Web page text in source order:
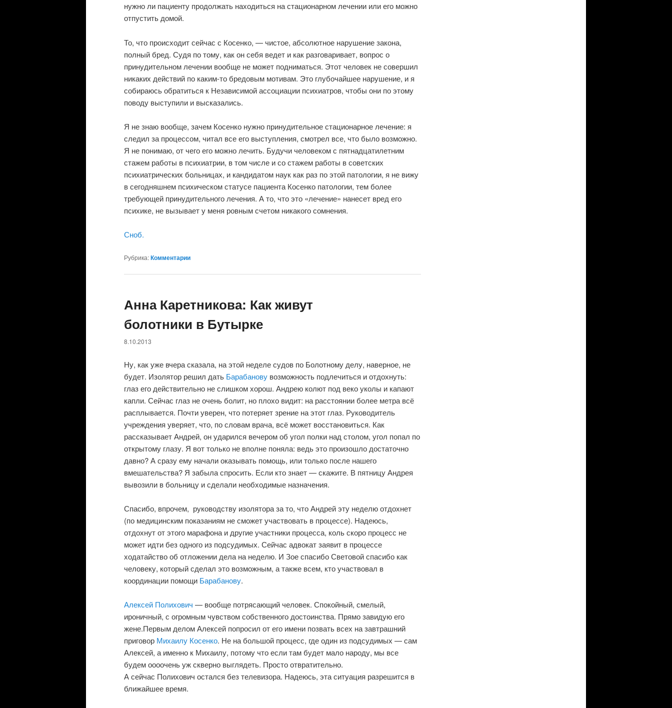
нужно ли пациенту продолжать находиться на стационарном лечении или его можно
отпустить домой.
То, что происходит сейчас с Косенко, — чистое, абсолютное нарушение закона,
полный бред. Судя по тому, как он себя ведет и как разговаривает, вопрос о
принудительном лечении вообще не может подниматься. Этот человек не совершил
никаких действий по каким-то бредовым мотивам. Это глубочайшее нарушение, и я
собираюсь обратиться к Независимой ассоциации психиатров, чтобы они по этому
поводу выступили и высказались.
Я не знаю вообще, зачем Косенко нужно принудительное стационарное лечение: я
следил за процессом, читал все его выступления, смотрел все, что было возможно.
Я не понимаю, от чего его можно лечить. Будучи человеком с пятнадцатилетним
стажем работы в психиатрии, в том числе и со стажем работы в советских
психиатрических больницах, и кандидатом наук как раз по этой патологии, я не вижу
в сегодняшнем психическом статусе пациента Косенко патологии, тем более
требующей принудительного лечения. А то, что это «лечение» нанесет вред его
психике, не вызывает у меня ровным счетом никакого сомнения.
Сноб.
Рубрика:Комментарии
Анна Каретникова: Как живут
болотники в Бутырке
8.10.2013
Ну, как уже вчера сказала, на этой неделе судов по Болотному делу, наверное, не
будет. Изолятор решил дать Барабанову возможность подлечиться и отдохнуть:
глаз его действительно не слишком хорош. Андрею колют под веко уколы и капают
капли. Сейчас глаз не очень болит, но плохо видит: на расстоянии более метра всё
расплывается. Почти уверен, что потеряет зрение на этот глаз. Руководитель
учреждения уверяет, что, по словам врача, всё может восстановиться. Как
рассказывает Андрей, он ударился вечером об угол полки над столом, угол попал по
открытому глазу. Я вот только не вполне поняла: ведь это произошло достаточно
давно? А сразу ему начали оказывать помощь, или только после нашего
вмешательства? Я забыла спросить. Если кто знает — скажите. В пятницу Андрея
вывозили в больницу и сделали необходимые назначения.
Спасибо, впрочем, руководству изолятора за то, что Андрей эту неделю отдохнет
(по медицинским показаниям не сможет участвовать в процессе). Надеюсь,
отдохнут от этого марафона и другие участники процесса, коль скоро процесс не
может идти без одного из подсудимых. Сейчас адвокат заявит в процессе
ходатайство об отложении дела на неделю. И Зое спасибо Световой спасибо как
человеку, который сделал это возможным, а также всем, кто участвовал в
координации помощи Барабанову.
Алексей Полихович — вообще потрясающий человек. Спокойный, смелый,
ироничный, с огромным чувством собственного достоинства. Прямо завидую его
жене.Первым делом Алексей попросил от его имени позвать всех на завтрашний
приговор Михаилу Косенко. Не на большой процесс, где один из подсудимых — сам
Алексей, а именно к Михаилу, потому что если там будет мало народу, мы все
будем оооочень уж скверно выглядеть. Просто отвратительно.
А сейчас Полихович остался без телевизора. Надеюсь, эта ситуация разрешится в
ближайшее время.